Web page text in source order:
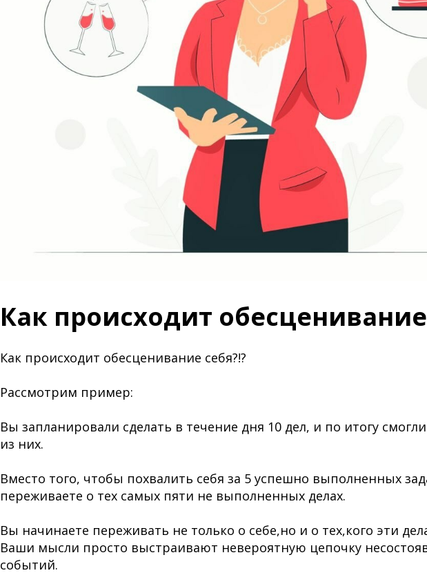
Как происходит
Как происходит обесценивание себя?!?
Рассмотрим пример:
Вы запланировали сделать в течение дня 10 дел, и по итогу
из них.
Вместо того, чтобы похвалить себя за 5 успешно выполненных
переживаете о тех самых пяти не выполненных делах.
Вы начинаете переживать не только о себе,но и о тех,кого эти
Ваши мысли просто выстраивают невероятную цепочку
событий.